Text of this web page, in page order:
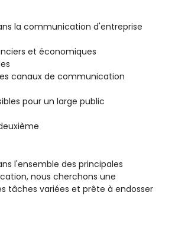
la communication d'entreprise
et économiques
canaux de communication
pour un large public
l'ensemble des principales
nous cherchons une
tâches variées et prête à endosser